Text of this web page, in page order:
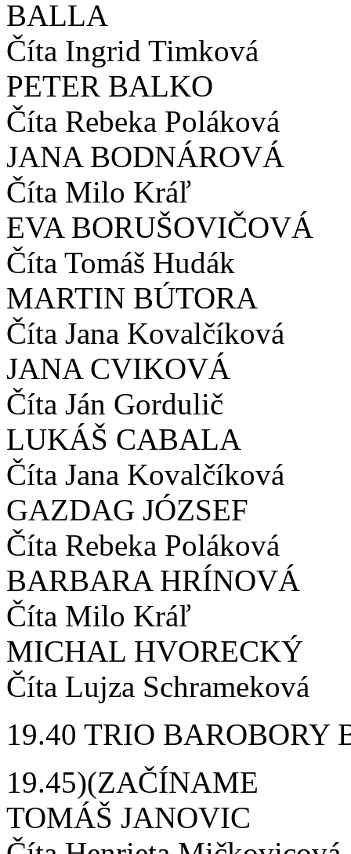
BALLA
Číta Ingrid Timková
PETER BALKO
Číta Rebeka Poláková
JANA BODNÁROVÁ
Číta Milo Kráľ
EVA BORUŠOVIČOVÁ
Číta Tomáš Hudák
MARTIN BÚTORA
Číta Jana Kovalčíková
JANA CVIKOVÁ
Číta Ján Gordulič
LUKÁŠ CABALA
Číta Jana Kovalčíková
GAZDAG JÓZSEF
Číta Rebeka Poláková
BARBARA HRÍNOVÁ
Číta Milo Kráľ
MICHAL HVORECKÝ
Číta Lujza Schrameková
19.40 TRIO BAROBORY
19.45)(ZAČÍNAME
TOMÁŠ JANOVIC